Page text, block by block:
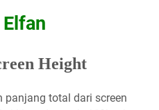
Height
panjang total dari screen